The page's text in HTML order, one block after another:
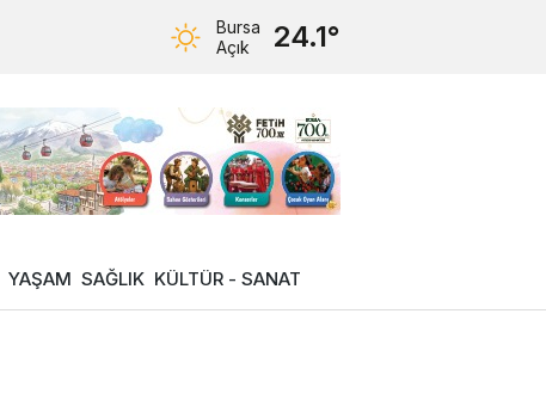
Bursa
Açık
24.1°
YAŞAM SAĞLIK KÜLTÜR - SANAT